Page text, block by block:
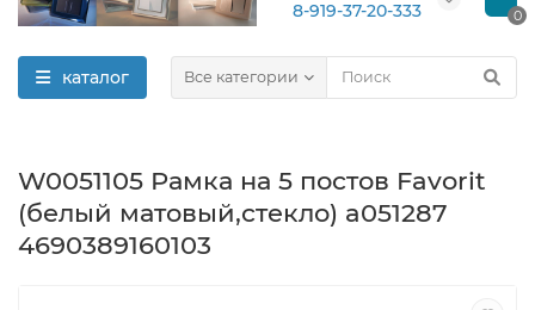
8-919-37-20-333
0
каталог Все категории
W0051105 Рамка на 5 постов Favorit
(белый матовый,стекло) a051287
4690389160103